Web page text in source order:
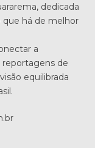
dedicada
que há de melhor
a
reportagens de
equilibrada